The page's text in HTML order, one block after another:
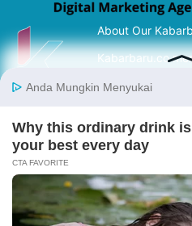
About Our
Kabarbaru.co
serta terverifikasi
Follow